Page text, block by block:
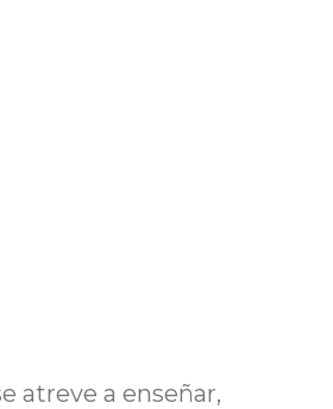
atreve a enseñar,